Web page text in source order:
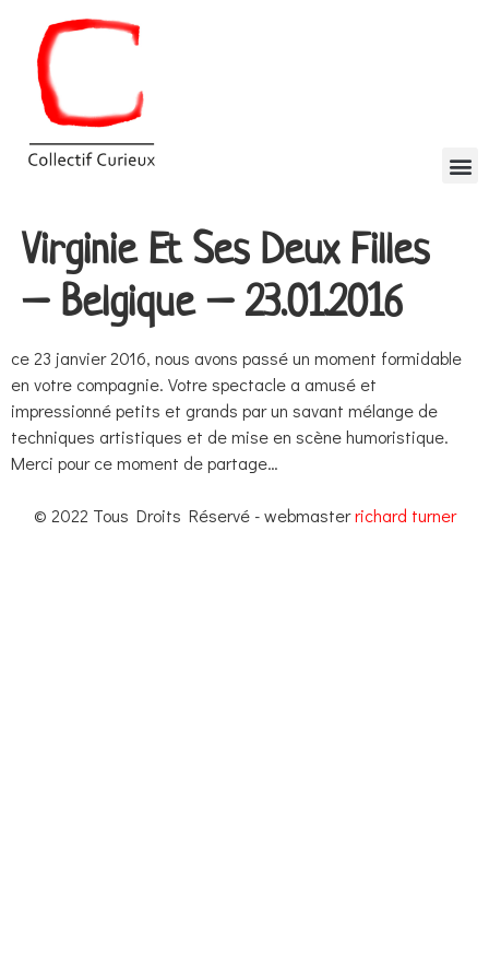
Virginie Et Ses Deux Filles
– Belgique – 23.01.2016
ce 23 janvier 2016, nous avons passé un moment formidable
en votre compagnie. Votre spectacle a amusé et
impressionné petits et grands par un savant mélange de
techniques artistiques et de mise en scène humoristique.
Merci pour ce moment de partage…
© 2022 Tous Droits Réservé - webmasterrichard turner